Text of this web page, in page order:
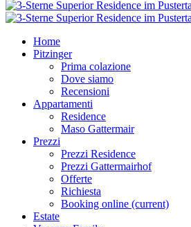
Home
Pitzinger
Prima colazione
Dove siamo
Recensioni
Appartamenti
Residence
Maso Gattermair
Prezzi
Prezzi Residence
Prezzi Gattermairhof
Offerte
Richiesta
Booking online (current)
Estate